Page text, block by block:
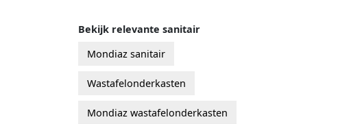
Bekijk relevante sanitair
Mondiaz sanitair
Wastafelonderkasten
Mondiaz wastafelonderkasten